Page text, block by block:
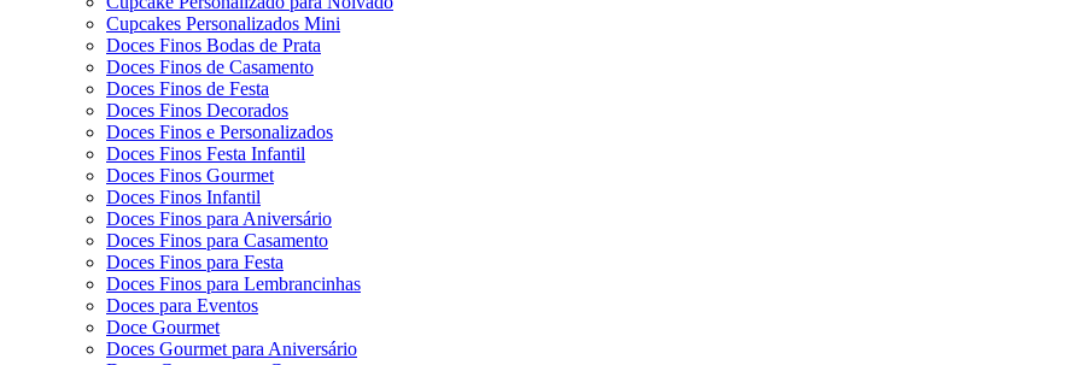
Cupcakes Personalizados Mini
Doces Finos Bodas de Prata
Doces Finos de Casamento
Doces Finos de Festa
Doces Finos Decorados
Doces Finos e Personalizados
Doces Finos Festa Infantil
Doces Finos Gourmet
Doces Finos Infantil
Doces Finos para Aniversário
Doces Finos para Casamento
Doces Finos para Festa
Doces Finos para Lembrancinhas
Doces para Eventos
Doce Gourmet
Doces Gourmet para Aniversário